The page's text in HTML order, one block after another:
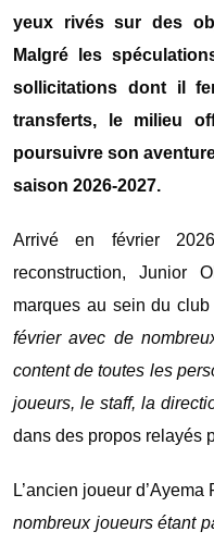
yeux rivés sur des
Malgré les
sollicitations dont il
transferts, le milieu
poursuivre son
saison 2026-2027.
Arrivé en février
reconstruction, Junior
marques au sein du
février avec de
content de toutes les
joueurs, le staff, la
dans des propos relayés
L’ancien joueur
nombreux joueurs étant